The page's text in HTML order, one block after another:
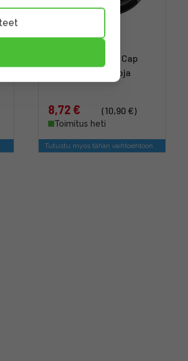
Caruba Lens Clip Cap
86mm -linssinsuoja
8,72 € (10,90 €)
Toimitus heti
Tutustu myös tähän vaihtoehtoon